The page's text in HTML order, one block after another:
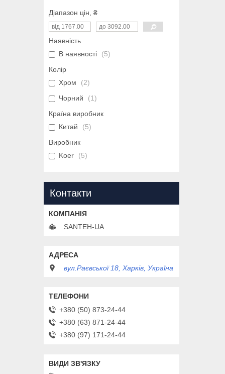
Діапазон цін, ₴
Наявність
В наявності
5
Колір
Хром
2
Чорний
1
Країна виробник
Китай
5
Виробник
Koer
5
Контакти
SANTEH-UA
вул.Раєвської 18, Харків, Україна
+380 (50) 873-24-44
+380 (63) 871-24-44
+380 (97) 171-24-44